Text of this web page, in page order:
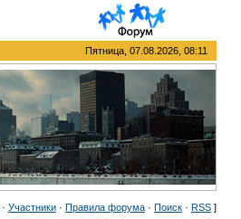
Пятница, 07.08.2026, 08:11
Участники· Правила форума· Поиск· RSS]